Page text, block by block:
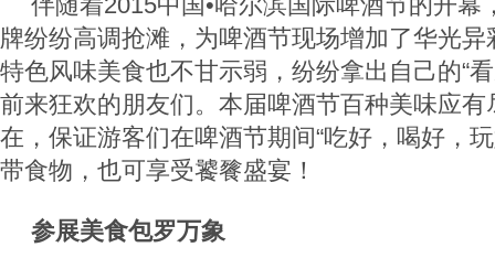
牌纷纷高调抢滩，为啤酒节现场增加了华光
特色风味美食也不甘示弱，纷纷拿出自己的“
前来狂欢的朋友们。本届啤酒节百种美味应
在，保证游客们在啤酒节期间“吃好，喝好，
带食物，也可享受饕餮盛宴！
参展美食包罗万象